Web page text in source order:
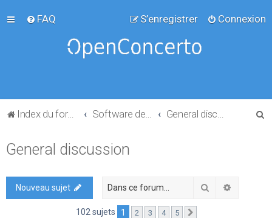
FAQ Connexion
S’enregistrer
Index du forum
General discussion
Nouveau sujet Rechercher
102 sujets 1 2 3 4 5